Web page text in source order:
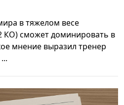
в тяжелом весе
КО) сможет доминировать в
мнение выразил тренер